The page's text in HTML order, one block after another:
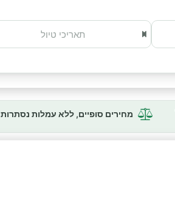
מחירים סופיים, ללא עמלות נסתרות